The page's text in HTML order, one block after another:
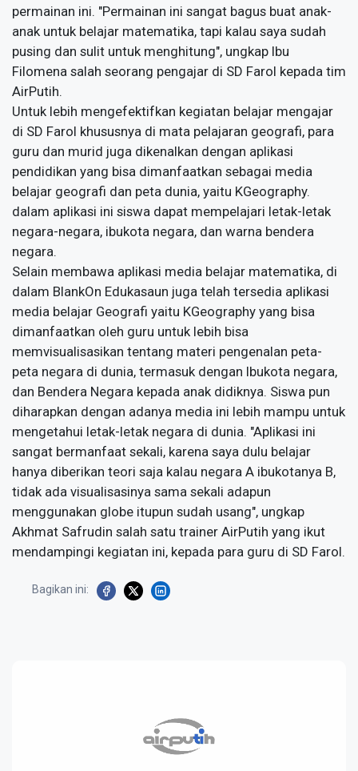
permainan ini. "Permainan ini sangat bagus buat anak-
anak untuk belajar matematika, tapi kalau saya sudah
pusing dan sulit untuk menghitung", ungkap Ibu
Filomena salah seorang pengajar di SD Farol kepada tim
AirPutih.
Untuk lebih mengefektifkan kegiatan belajar mengajar
di SD Farol khususnya di mata pelajaran geografi, para
guru dan murid juga dikenalkan dengan aplikasi
pendidikan yang bisa dimanfaatkan sebagai media
belajar geografi dan peta dunia, yaitu KGeography.
dalam aplikasi ini siswa dapat mempelajari letak-letak
negara-negara, ibukota negara, dan warna bendera
negara.
Selain membawa aplikasi media belajar matematika, di
dalam BlankOn Edukasaun juga telah tersedia aplikasi
media belajar Geografi yaitu KGeography yang bisa
dimanfaatkan oleh guru untuk lebih bisa
memvisualisasikan tentang materi pengenalan peta-
peta negara di dunia, termasuk dengan Ibukota negara,
dan Bendera Negara kepada anak didiknya. Siswa pun
diharapkan dengan adanya media ini lebih mampu untuk
mengetahui letak-letak negara di dunia. "Aplikasi ini
sangat bermanfaat sekali, karena saya dulu belajar
hanya diberikan teori saja kalau negara A ibukotanya B,
tidak ada visualisasinya sama sekali adapun
menggunakan globe itupun sudah usang", ungkap
Akhmat Safrudin salah satu trainer AirPutih yang ikut
mendampingi kegiatan ini, kepada para guru di SD Farol.
Bagikan ini: